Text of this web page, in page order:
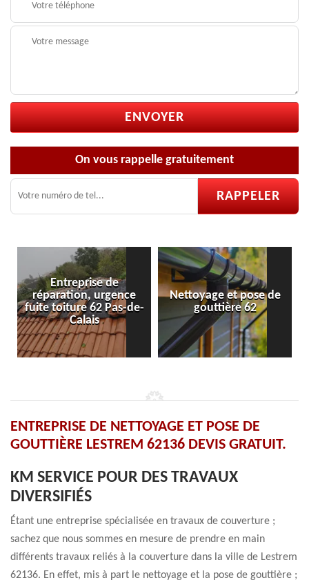
On vous rappelle gratuitement
Entreprise de
réparation, urgence
fuite toiture 62 Pas-de-
Calais
Nettoyage et pose de
gouttière 62
ENTREPRISE DE NETTOYAGE ET POSE DE
GOUTTIÈRE LESTREM 62136 DEVIS GRATUIT.
KM SERVICE POUR DES TRAVAUX
DIVERSIFIÉS
Étant une entreprise spécialisée en travaux de couverture ;
sachez que nous sommes en mesure de prendre en main
différents travaux reliés à la couverture dans la ville de Lestrem
62136. En effet, mis à part le nettoyage et la pose de gouttière ;